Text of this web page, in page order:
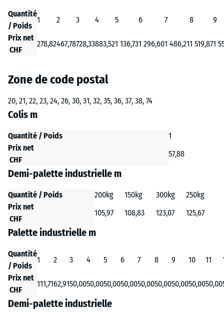
Quantité
/ Poids
1 2 3 4 5 6 7 8
9
Prix net
CHF
278,82467,78728,33883,521 136,731 296,601 486,211 519,871
Zone de code postal
20, 21, 22, 23, 24, 26, 30, 31, 32, 35, 36, 37, 38, 74
Colis m
Quantité / Poids
1
Prix net
CHF
57,88
Demi-palette industrielle m
Quantité / Poids 200kg 150kg 300kg
250kg
Prix net
CHF
105,97 108,83 123,07 125,67
Palette industrielle m
Quantité
/ Poids
1 2 3 4 5 6 7 8 9 10 11
Prix net
CHF
111,7162,9150,0050,0050,0050,0050,0050,0050,0050,0050,00
Demi-palette industrielle